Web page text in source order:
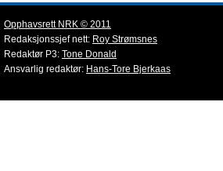
Opphavsrett NRK © 2011
Redaksjonssjef nett: Roy Strømsnes
Redaktør P3: Tone Donald
Ansvarlig redaktør: Hans-Tore Bjerkaas